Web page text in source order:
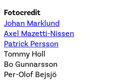
Fotocredit
Johan Marklund
Axel Mazetti-Nissen
Patrick Persson
Tommy Holl
Bo Gunnarsson
Per-Olof Bejsjö